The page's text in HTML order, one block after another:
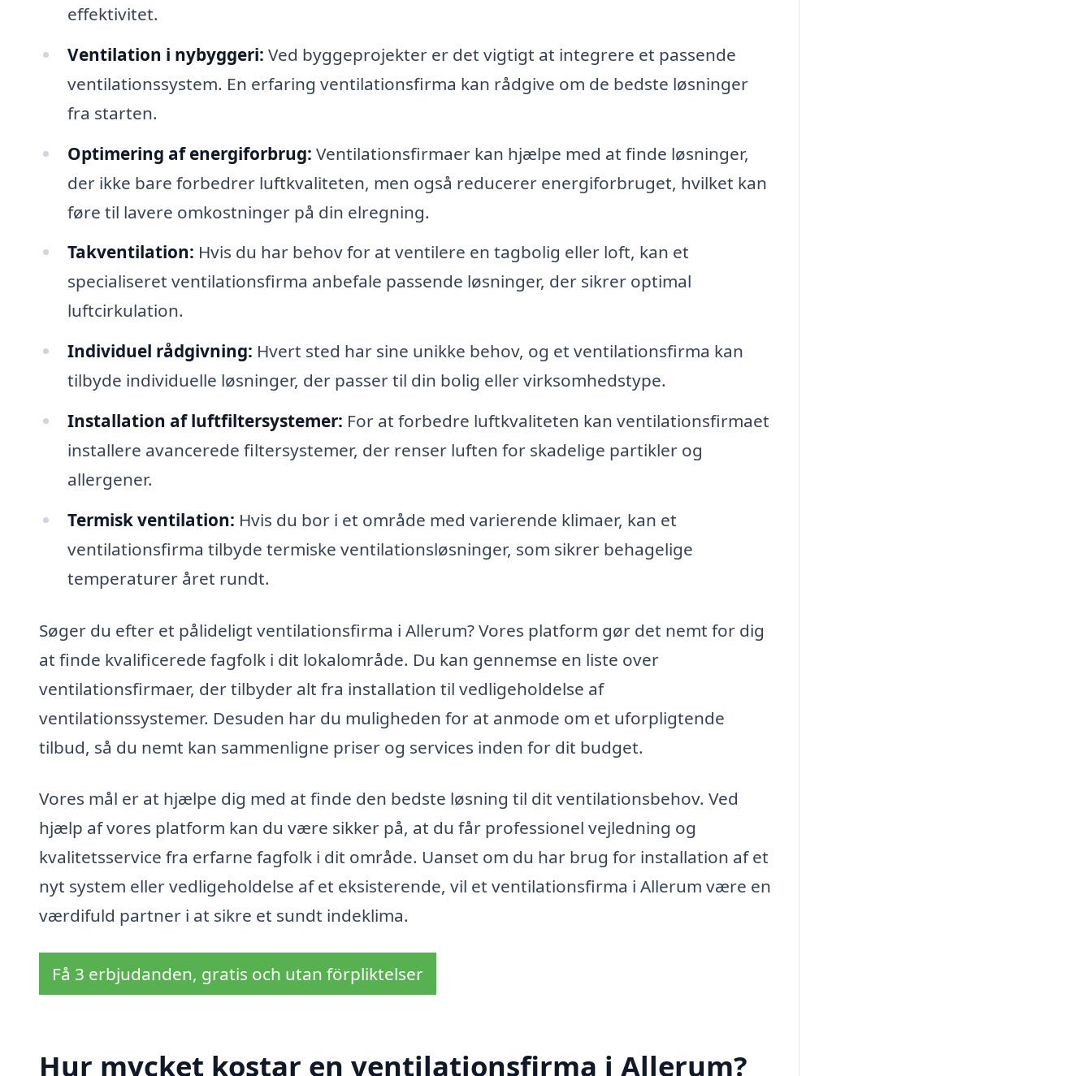
effektivitet.
Ventilation i nybyggeri: Ved byggeprojekter er det vigtigt at integrere et passende
ventilationssystem. En erfaring ventilationsfirma kan rådgive om de bedste løsninger
fra starten.
Optimering af energiforbrug: Ventilationsfirmaer kan hjælpe med at finde løsninger,
der ikke bare forbedrer luftkvaliteten, men også reducerer energiforbruget, hvilket kan
føre til lavere omkostninger på din elregning.
Takventilation: Hvis du har behov for at ventilere en tagbolig eller loft, kan et
specialiseret ventilationsfirma anbefale passende løsninger, der sikrer optimal
luftcirkulation.
Individuel rådgivning: Hvert sted har sine unikke behov, og et ventilationsfirma kan
tilbyde individuelle løsninger, der passer til din bolig eller virksomhedstype.
Installation af luftfiltersystemer: For at forbedre luftkvaliteten kan ventilationsfirmaet
installere avancerede filtersystemer, der renser luften for skadelige partikler og
allergener.
Termisk ventilation: Hvis du bor i et område med varierende klimaer, kan et
ventilationsfirma tilbyde termiske ventilationsløsninger, som sikrer behagelige
temperaturer året rundt.
Søger du efter et pålideligt ventilationsfirma i Allerum? Vores platform gør det nemt for dig
at finde kvalificerede fagfolk i dit lokalområde. Du kan gennemse en liste over
ventilationsfirmaer, der tilbyder alt fra installation til vedligeholdelse af
ventilationssystemer. Desuden har du muligheden for at anmode om et uforpligtende
tilbud, så du nemt kan sammenligne priser og services inden for dit budget.
Vores mål er at hjælpe dig med at finde den bedste løsning til dit ventilationsbehov. Ved
hjælp af vores platform kan du være sikker på, at du får professionel vejledning og
kvalitetsservice fra erfarne fagfolk i dit område. Uanset om du har brug for installation af et
nyt system eller vedligeholdelse af et eksisterende, vil et ventilationsfirma i Allerum være en
værdifuld partner i at sikre et sundt indeklima.
Få 3 erbjudanden, gratis och utan förpliktelser
Hur mycket kostar en ventilationsfirma i Allerum?